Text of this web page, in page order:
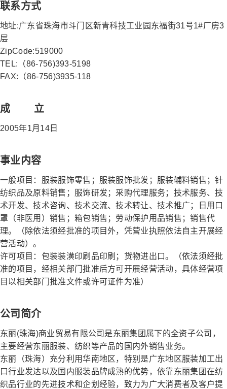
联系方式
地址:广东省珠海市斗门区新青科技工业园东福街31号1#厂房3
层
ZipCode:519000
TEL:（86-756)393-5198
FAX:（86-756)3935-118
成 立
2005年1月14日
事业内容
一般项目：服装服饰零售；服装服饰批发；服装辅料销售；针
纺织品及原料销售；服饰研发；采购代理服务；技术服务、技
术开发、技术咨询、技术交流、技术转让、技术推广；日用口
罩（非医用）销售；箱包销售；劳动保护用品销售；销售代
理。（除依法须经批准的项目外，凭营业执照依法自主开展经
营活动）。
许可项目：包装装潢印刷品印刷；货物进出口。（依法须经批
准的项目，经相关部门批准后方可开展经营活动，具体经营项
目以相关部门批准文件或许可证件为准）
公司简介
东丽(珠海)商业贸易有限公司是东丽集团属下的全资子公司，
主要经营东丽服装、纺织等产品的国内外销售业务。
东丽（珠海）充分利用华南地区，特别是广东地区服装加工出
口行业发达以及国内服装品牌成熟的优势，依靠东丽集团在纺
织品行业的先进技术和企划经验，致力为广大消费者及客户提